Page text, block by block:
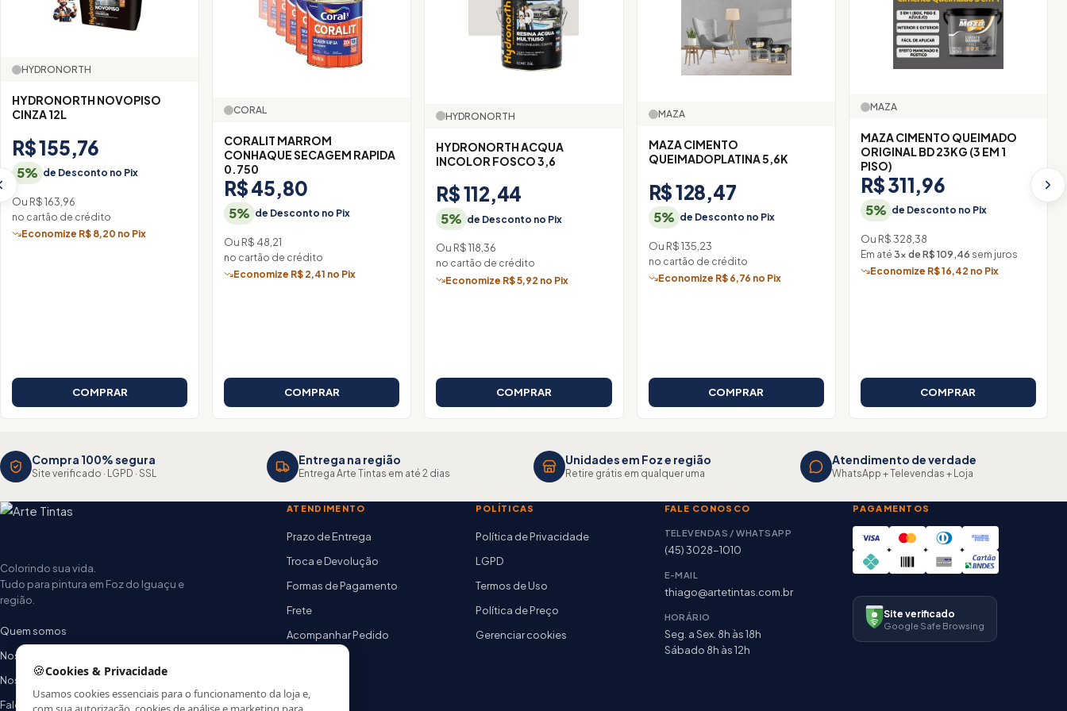
HYDRONORTH
HYDRONORTH NOVOPISO
CINZA 12L
R$ 155,76
5% de Desconto no Pix
Ou R$ 163,96
no cartão de crédito
Economize R$ 8,20 no Pix
COMPRAR
CORAL
CORALIT MARROM
CONHAQUE SECAGEM RAPIDA
0.750
R$ 45,80
5% de Desconto no Pix
Ou R$ 48,21
no cartão de crédito
Economize R$ 2,41 no Pix
COMPRAR
HYDRONORTH
HYDRONORTH ACQUA
INCOLOR FOSCO 3,6
R$ 112,44
5% de Desconto no Pix
Ou R$ 118,36
no cartão de crédito
Economize R$ 5,92 no Pix
COMPRAR
MAZA
MAZA CIMENTO
QUEIMADOPLATINA 5,6K
R$ 128,47
5% de Desconto no Pix
Ou R$ 135,23
no cartão de crédito
Economize R$ 6,76 no Pix
COMPRAR
MAZA
MAZA CIMENTO QUEIMADO
ORIGINAL BD 23KG (3 EM 1
PISO)
R$ 311,96
5% de Desconto no Pix
Ou R$ 328,38
Em até 3× de R$ 109,46 sem juros
Economize R$ 16,42 no Pix
COMPRAR
Compra 100% segura
Site verificado · LGPD · SSL
Entrega na região
Entrega Arte Tintas em até 2 dias
Unidades em Foz e região
Retire grátis em qualquer uma
Atendimento de verdade
WhatsApp + Televendas + Loja
Colorindo sua vida.
Tudo para pintura em Foz do Iguaçu e
região.
Quem somos
Nossas lojas
Nossa equipe
Fale conosco
ATENDIMENTO
Prazo de Entrega
Troca e Devolução
Formas de Pagamento
Frete
Acompanhar Pedido
POLÍTICAS
Política de Privacidade
LGPD
Termos de Uso
Política de Preço
Gerenciar cookies
FALE CONOSCO
TELEVENDAS / WHATSAPP
(45) 3028-1010
E-MAIL
thiago@artetintas.com.br
HORÁRIO
Seg. a Sex. 8h às 18h
Sábado 8h às 12h
PAGAMENTOS
Site verificado
Google Safe Browsing
🍪Cookies & Privacidade
Usamos cookies essenciais para o funcionamento da loja e,